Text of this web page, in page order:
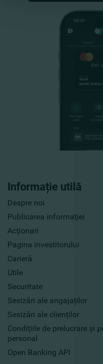
Informație utilă
Despre noi
Publicarea informaţiei
Acţionari
Pagina investitorului
Carieră
Utile
Securitate
Sesizări ale angajaților
Sesizări ale clienților
Condițiile de prelucrare și
personal
Open Banking API